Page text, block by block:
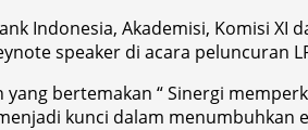
Indonesia, Akademisi, Komisi
speaker di acara peluncuran
bertemakan “ Sinergi
kunci dalam menumbuhkan